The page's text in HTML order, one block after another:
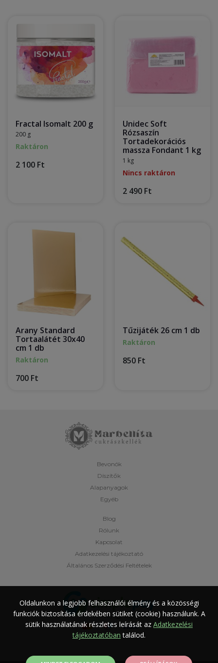
Fractal Isomalt 200 g
200 g
Raktáron
2 100 Ft
Unidec Soft
Rózsaszín
Tortadekorációs
massza Fondant 1 kg
1 kg
Nincs raktáron
2 490 Ft
Arany Standard
Tortaalátét 30x40
cm 1 db
Raktáron
700 Ft
Tűzijáték 26 cm 1 db
Raktáron
850 Ft
Oldalunkon a legjobb felhasználói élmény és a közösségi
funkciók biztosítása érdekében sütiket (cookie) használunk. A
sütik használatának részletes leírását az Adatkezelési
tájékoztatóban találod.
Bevonók
Díszítők
Alapanyagok
Egyéb
Blog
Rólunk
Kapcsolat
Adatkezelési tájékoztató
Általános Szerződési Feltételek